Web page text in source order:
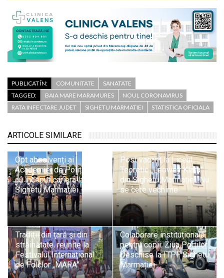
PUBLICAT ÎN: COMUNITATE
SANATATE
TAGGED:
BAIA MARE MARAMURES
NOUL CORONAVIRUS
RATA INFECTARE JUDET
SIGHETU MARMATIEI STATISTICA OFICIALA
ARTICOLE SIMILARE
Opt absolvenți ai
Academiei de Poliție și-
au început cariera la ITPF
Sighetu Marmației
Post vacant la Liceul
Teoretic „Leowey Klara”
din Sighetu Marmației. Nu
se cere vechime
Tradiții din țară și din
străinătate, reunite la
Festivalul Internațional
de Folclor „MARA”
Colaborare instituțională
pentru copii: Ziua Porților
Deschise la ITPF Sighetu
Marmației